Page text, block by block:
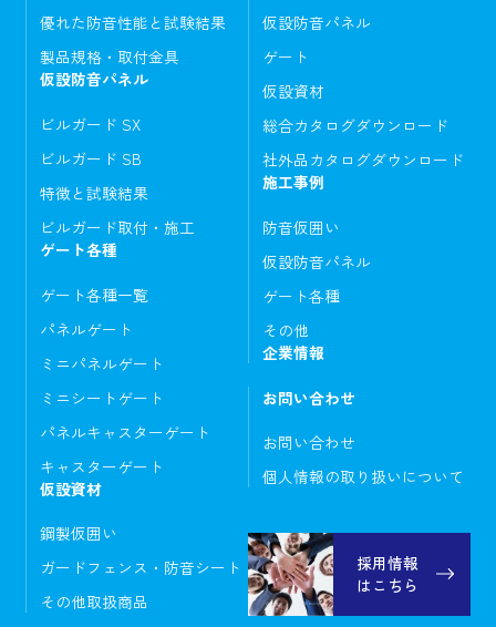
優れた防音性能と試験結果
製品規格・取付金具
仮設防音パネル
ビルガード SX
ビルガード SB
特徴と試験結果
ビルガード取付・施工
ゲート各種
ゲート各種一覧
パネルゲート
ミニパネルゲート
ミニシートゲート
パネルキャスターゲート
キャスターゲート
仮設資材
鋼製仮囲い
ガードフェンス・防音シート
その他取扱商品
仮設防音パネル
ゲート
仮設資材
総合カタログダウンロード
社外品カタログダウンロード
施工事例
防音仮囲い
仮設防音パネル
ゲート各種
その他
企業情報
お問い合わせ
お問い合わせ
個人情報の取り扱いについて
採用情報
はこちら